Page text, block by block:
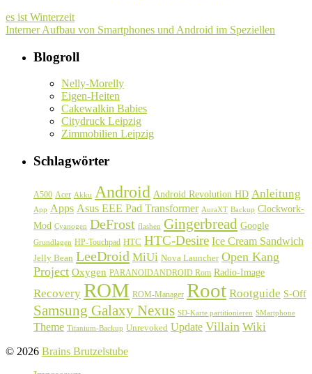
es ist Winterzeit
Interner Aufbau von Smartphones und Android im Speziellen
Blogroll
Nelly-Morelly
Eigen-Heiten
Cakewalkin Babies
Citydruck Leipzig
Zimmobilien Leipzig
Schlagwörter
A500 Acer Akku Android Android Revolution HD Anleitung
App Apps Asus EEE Pad Transformer AuraXT Backup Clockwork-
Mod Cyanogen DeFrost flashen Gingerbread Google
Grundlagen HP-Touchpad HTC HTC-Desire Ice Cream Sandwich
Jelly Bean LeeDroid MiUi Nova Launcher Open Kang
Project Oxygen PARANOIDANDROID Rom Radio-Image
Recovery ROM ROM-Manager Root Rootguide S-Off
Samsung Galaxy Nexus SD-Karte partitionieren SMartphone
Theme Titanium-Backup Unrevoked Update Villain Wiki
© 2026 Brains Brutzelstube